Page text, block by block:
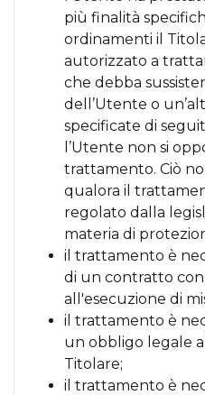
più finalità
ordinamenti il
autorizzato a
che debba
dell’Utente o
specificate di
l’Utente non si
trattamento. Ciò
qualora il
regolato dalla
materia di
il trattamento è
di un contratto con
all'esecuzione di
il trattamento è
un obbligo legale
Titolare;
il trattamento è